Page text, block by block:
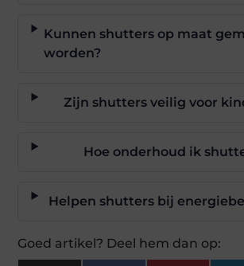
Kunnen shutters op maat
worden?
Zijn shutters veilig voor
Hoe onderhoud ik
Helpen shutters bij
Goed artikel? Deel hem dan op: